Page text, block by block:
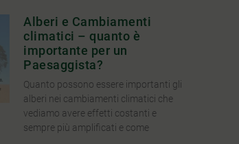
Alberi e Cambiamenti
climatici – quanto è
importante per un
Paesaggista?
Quanto possono essere importanti gli
alberi nei cambiamenti climatici che
vediamo avere effetti costanti e
sempre più amplificati e come